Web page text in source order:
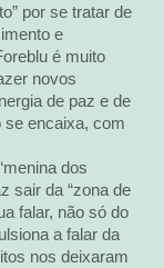
por se tratar de
e
é muito
novos
de paz e de
se encaixa, com
dos
sair da “zona de
falar, não só do
a falar da
nos deixaram